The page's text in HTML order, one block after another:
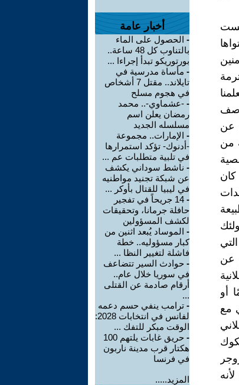
عن
من
عن
أو
مع
أخبار عامة
- الحصول على الماء
بالتناوب كل 48 ساعة..
بورتوريكو تبدأ إجراءا ...
- مأساة مدرسية في
تايلاند.. مقتل 7 أشخاص
في هجوم مسلح
- -عشماوي-.. محمد
رمضان يعلن اسم
مسلسله الجديد
- الإمارات.. مجموعة
-أدنوك- تؤكد استمرارها
في تلبية متطلبات عم ...
- ناشط سوداني يكشف
عن شبكة تجنيد مواطنيه
في ليبيا للقتال بأوكر ...
-
14 جريحاً في تفجير
حافلة جرمانا، وتحقيقات
لكشف المسؤولين
- الموساد يُبعد اثنين من
كبار مسؤوليه.. خطة
فاشلة لتغيير النظا ...
- حوادث السير تتضاعف
في سوريا خلال عام..
أرقام صادمة عن القتلى
...
- ترامب ينفي حسم دعمه
لفانس في انتخابات 2028:
الوقت مبكر للتفك ...
-
حريق غابات يلتهم 100
هكتار قرب مدينة ناربون
في فرنسا
المزيد.....